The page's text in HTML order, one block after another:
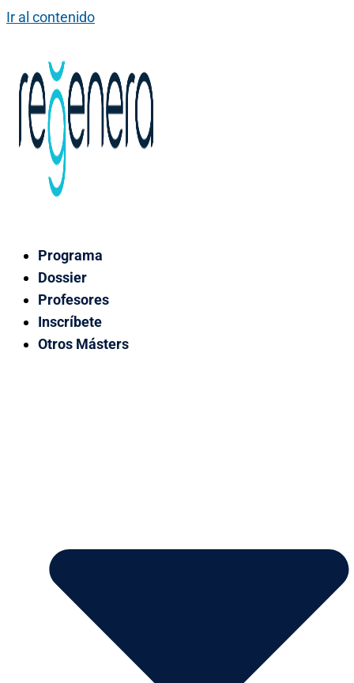
Ir al contenido
Programa
Dossier
Profesores
Inscríbete
Otros Másters